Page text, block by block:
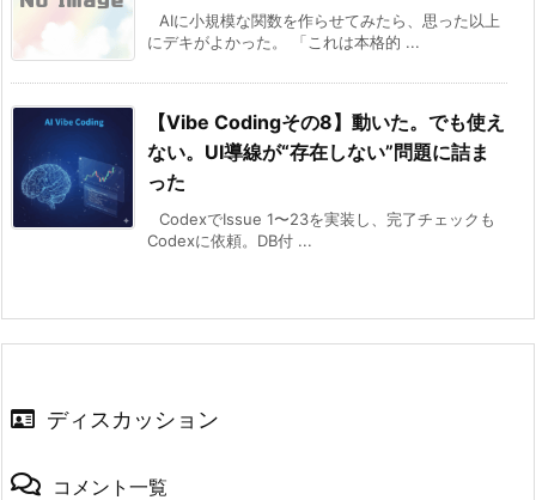
AIに小規模な関数を作らせてみたら、思った以上
にデキがよかった。 「これは本格的 ...
【Vibe Codingその8】動いた。でも使え
ない。UI導線が“存在しない”問題に詰ま
った
CodexでIssue 1〜23を実装し、完了チェックも
Codexに依頼。DB付 ...
ディスカッション
コメント一覧